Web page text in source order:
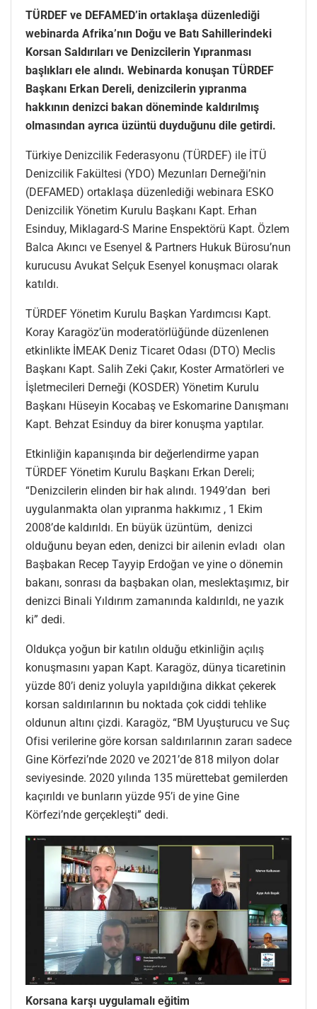
TÜRDEF ve DEFAMED’in ortaklaşa düzenlediği
webinarda Afrika’nın Doğu ve Batı Sahillerindeki
Korsan Saldırıları ve Denizcilerin Yıpranması
başlıkları ele alındı. Webinarda konuşan TÜRDEF
Başkanı Erkan Dereli, denizcilerin yıpranma
hakkının denizci bakan döneminde kaldırılmış
olmasından ayrıca üzüntü duyduğunu dile getirdi.
Türkiye Denizcilik Federasyonu (TÜRDEF) ile İTÜ
Denizcilik Fakültesi (YDO) Mezunları Derneği’nin
(DEFAMED) ortaklaşa düzenlediği webinara ESKO
Denizcilik Yönetim Kurulu Başkanı Kapt. Erhan
Esinduy, Miklagard-S Marine Enspektörü Kapt. Özlem
Balca Akıncı ve Esenyel & Partners Hukuk Bürosu’nun
kurucusu Avukat Selçuk Esenyel konuşmacı olarak
katıldı.
TÜRDEF Yönetim Kurulu Başkan Yardımcısı Kapt.
Koray Karagöz’ün moderatörlüğünde düzenlenen
etkinlikte İMEAK Deniz Ticaret Odası (DTO) Meclis
Başkanı Kapt. Salih Zeki Çakır, Koster Armatörleri ve
İşletmecileri Derneği (KOSDER) Yönetim Kurulu
Başkanı Hüseyin Kocabaş ve Eskomarine Danışmanı
Kapt. Behzat Esinduy da birer konuşma yaptılar.
Etkinliğin kapanışında bir değerlendirme yapan
TÜRDEF Yönetim Kurulu Başkanı Erkan Dereli;
“Denizcilerin elinden bir hak alındı. 1949’dan beri
uygulanmakta olan yıpranma hakkımız , 1 Ekim
2008’de kaldırıldı. En büyük üzüntüm, denizci
olduğunu beyan eden, denizci bir ailenin evladı olan
Başbakan Recep Tayyip Erdoğan ve yine o dönemin
bakanı, sonrası da başbakan olan, meslektaşımız, bir
denizci Binali Yıldırım zamanında kaldırıldı, ne yazık
ki” dedi.
Oldukça yoğun bir katılın olduğu etkinliğin açılış
konuşmasını yapan Kapt. Karagöz, dünya ticaretinin
yüzde 80’i deniz yoluyla yapıldığına dikkat çekerek
korsan saldırılarının bu noktada çok ciddi tehlike
oldunun altını çizdi. Karagöz, “BM Uyuşturucu ve Suç
Ofisi verilerine göre korsan saldırılarının zararı sadece
Gine Körfezi’nde 2020 ve 2021’de 818 milyon dolar
seviyesinde. 2020 yılında 135 mürettebat gemilerden
kaçırıldı ve bunların yüzde 95’i de yine Gine
Körfezi’nde gerçekleşti” dedi.
Korsana karşı uygulamalı eğitim